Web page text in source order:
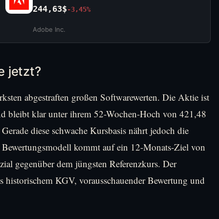
244,63$-3,45%
Adobe Inc.
jetzt?
abgestraften großen Softwarewerten. Die Aktie ist
bleibt klar unter ihrem 52-Wochen-Hoch von 421,48
diese schwache Kursbasis nährt jedoch die
kommt auf ein 12-Monats-Ziel von
gegenüber dem jüngsten Referenzkurs. Der
KGV, vorausschauender Bewertung und